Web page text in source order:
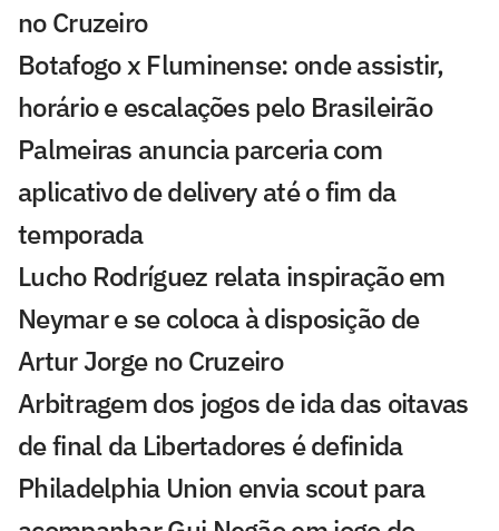
no Cruzeiro
Botafogo x Fluminense: onde assistir,
horário e escalações pelo Brasileirão
Palmeiras anuncia parceria com
aplicativo de delivery até o fim da
temporada
Lucho Rodríguez relata inspiração em
Neymar e se coloca à disposição de
Artur Jorge no Cruzeiro
Arbitragem dos jogos de ida das oitavas
de final da Libertadores é definida
Philadelphia Union envia scout para